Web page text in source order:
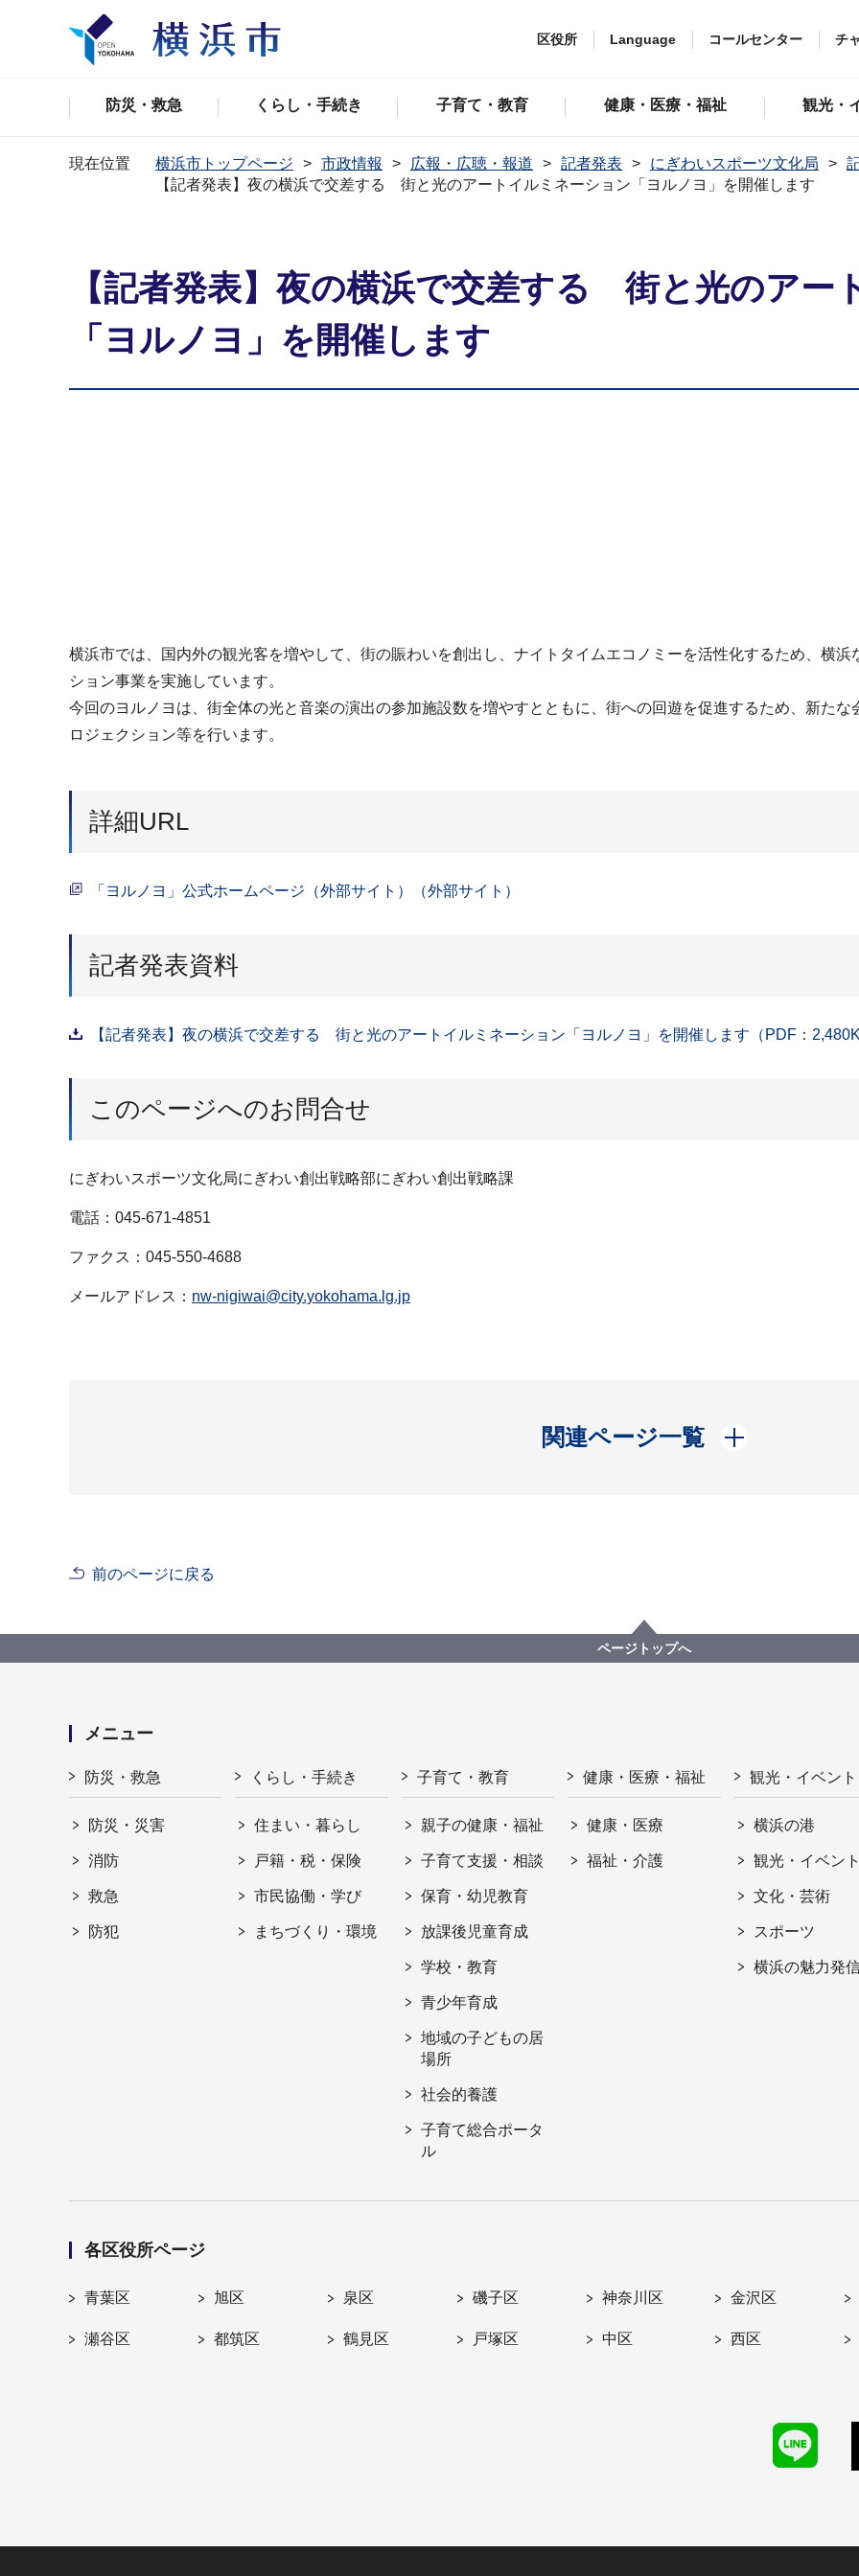
区役所 Language コールセンター チ
防災・救急 くらし・手続き 子育て・教育 健康・医療・福祉 観光・
現在位置 横浜市トップページ 市政情報 広報・広聴・報道 記者発表 にぎわいスポーツ文化局
【記者発表】夜の横浜で交差する 街と光のアートイルミネーション「ヨルノヨ」を開催します
【記者発表】夜の横浜で交差する 街と光のアー
「ヨルノヨ」を開催します
横浜市では、国内外の観光客を増やして、街の賑わいを創出し、ナイトタイムエコノミーを活性化するため、横
ション事業を実施しています。
今回のヨルノヨは、街全体の光と音楽の演出の参加施設数を増やすとともに、街への回遊を促進するため、新た
ロジェクション等を行います。
詳細URL
「ヨルノヨ」公式ホームページ（外部サイト）（外部サイト）
記者発表資料
【記者発表】夜の横浜で交差する 街と光のアートイルミネーション「ヨルノヨ」を開催します（PDF：
このページへのお問合せ
にぎわいスポーツ文化局にぎわい創出戦略部にぎわい創出戦略課
電話：045-671-4851
ファクス：045-550-4688
メールアドレス： nw-nigiwai@city.yokohama.lg.jp
関連ページ一覧
開く
前のページに戻る
ページトップへ
メニュー
防災・救急
防災・災害
消防
救急
防犯
くらし・手続き
住まい・暮らし
戸籍・税・保険
市民協働・学び
まちづくり・環境
子育て・教育
親子の健康・福祉
子育て支援・相談
保育・幼児教育
放課後児童育成
学校・教育
青少年育成
地域の子どもの居
場所
社会的養護
子育て総合ポータ
ル
健康・医療・福祉
健康・医療
福祉・介護
観光・イベント
横浜の港
観光・イベン
文化・芸術
スポーツ
横浜の魅力発
各区役所ページ
青葉区 旭区 泉区 磯子区 神奈川区 金沢区
瀬谷区 都筑区 鶴見区 戸塚区 中区 西区